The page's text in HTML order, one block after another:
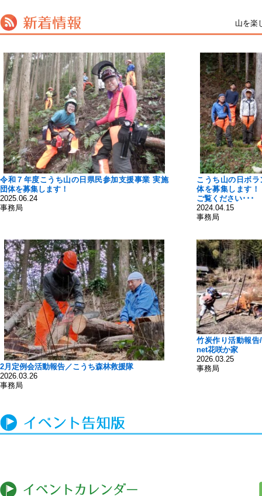
山を楽
令和７年度こうち山の日県民参加支援事業 実施
団体を募集します！
2025.06.24
事務局
こうち山の日ボ
体を募集します
ご覧ください･･･
2024.04.15
事務局
2月定例会活動報告／こうち森林救援隊
2026.03.26
事務局
竹炭作り活動報
net花咲か家
2026.03.25
事務局